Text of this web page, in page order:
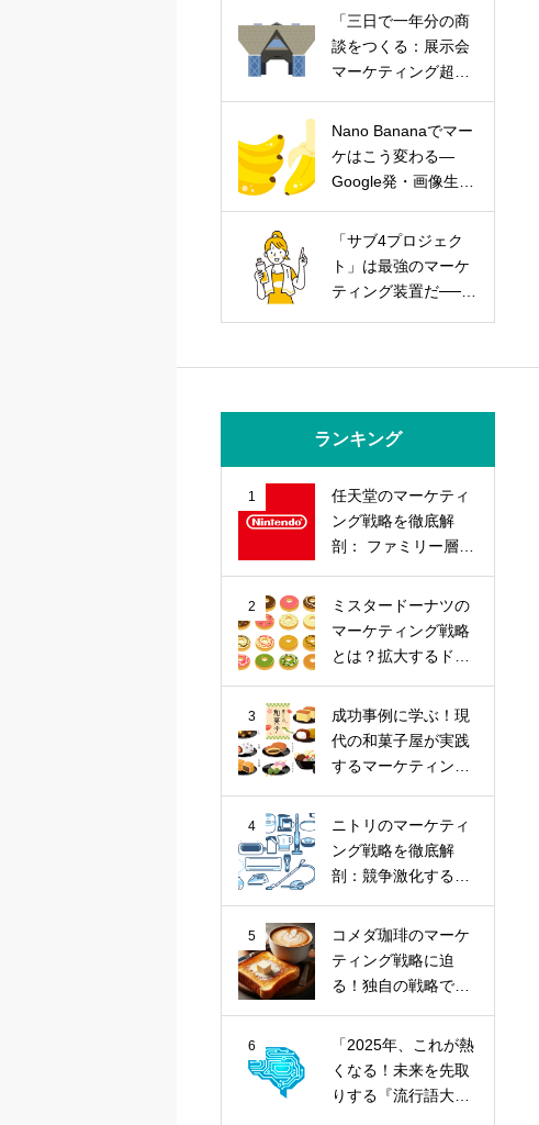
「三日で一年分の商
談をつくる：展示会
マーケティング超実
Nano Bananaでマー
ケはこう変わる―
Google発・画像生成
戦略
「サブ4プロジェク
ト」は最強のマーケ
ティング装置だ──走
ランキング
1
任天堂のマーケティ
ング戦略を徹底解
剖： ファミリー層の
戦略とは？
2
ミスタードーナツの
マーケティング戦略
とは？拡大するドー
む！
3
成功事例に学ぶ！現
代の和菓子屋が実践
するマーケティング
4
ニトリのマーケティ
ング戦略を徹底解
剖：競争激化する家
「お、ねだん以
上。」の価値提供
5
コメダ珈琲のマーケ
ティング戦略に迫
る！独自の戦略で喫
6
「2025年、これが熱
くなる！未来を先取
りする『流行語大賞